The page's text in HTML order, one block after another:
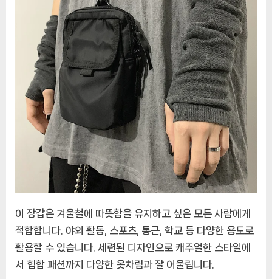
이 장갑은 겨울철에 따뜻함을 유지하고 싶은 모든 사람에게
적합합니다. 야외 활동, 스포츠, 통근, 학교 등 다양한 용도로
활용할 수 있습니다. 세련된 디자인으로 캐주얼한 스타일에
서 힙합 패션까지 다양한 옷차림과 잘 어울립니다.